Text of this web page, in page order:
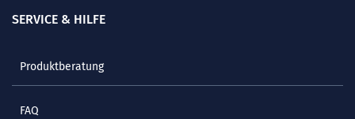
SERVICE & HILFE
Produktberatung
FAQ